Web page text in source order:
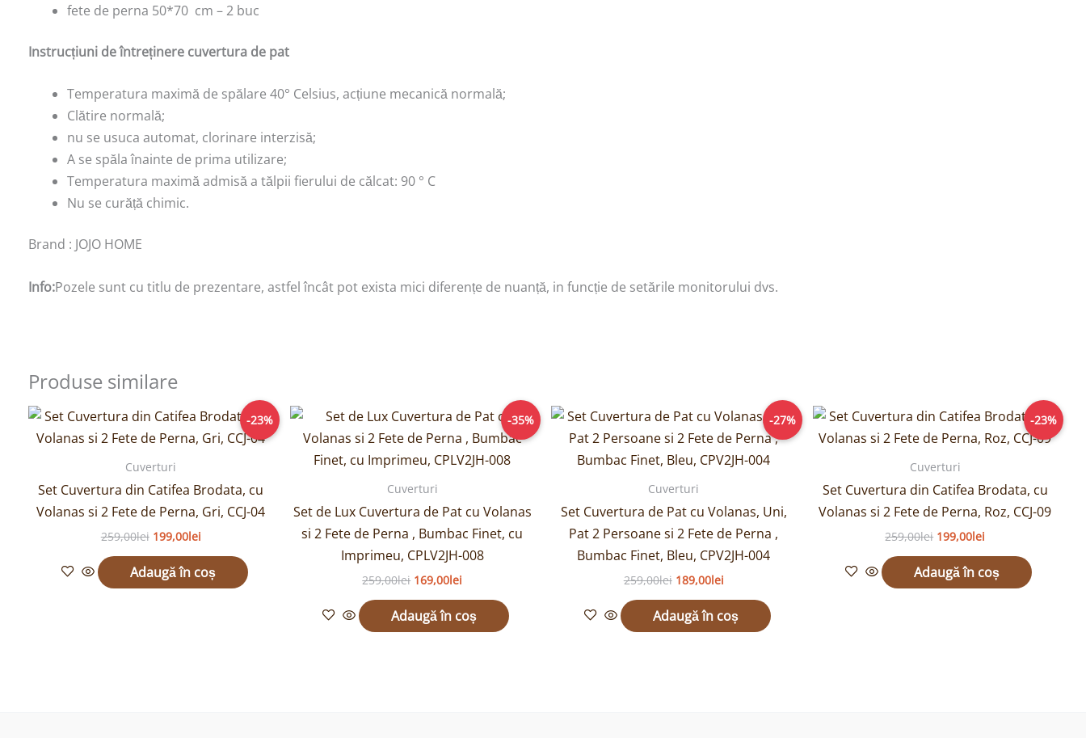
fete de perna 50*70 cm – 2 buc
Instrucțiuni de întreținere cuvertura de pat
Temperatura maximă de spălare 40° Celsius, acțiune mecanică normală;
Clătire normală;
nu se usuca automat, clorinare interzisă;
A se spăla înainte de prima utilizare;
Temperatura maximă admisă a tălpii fierului de călcat: 90 ° C
Nu se curăță chimic.
Brand : JOJO HOME
Info:Pozele sunt cu titlu de prezentare, astfel încât pot exista mici diferențe de nuanță, in funcție de setările monitorului dvs.
Produse similare
-23%
Cuverturi
Set Cuvertura din Catifea Brodata, cu
Volanas si 2 Fete de Perna, Gri, CCJ-04
259,00lei
Prețul
a
259,00lei.
199,00lei
Prețul
este:
Adaugă în coș
-35%
Cuverturi
Set de Lux Cuvertura de Pat cu Volanas
si 2 Fete de Perna , Bumbac Finet, cu
Imprimeu, CPLV2JH-008
259,00lei
Prețul
a
fost:
259,00lei.
169,00lei
Prețul
este:
169,00lei.
Adaugă în coș
-27%
Cuverturi
Set Cuvertura de Pat cu Volanas, Uni,
Pat 2 Persoane si 2 Fete de Perna ,
Bumbac Finet, Bleu, CPV2JH-004
259,00lei
Prețul
a
fost:
259,00lei.
189,00lei
Prețul
este:
189,00lei.
Adaugă în coș
-23%
Cuverturi
Set Cuvertura din Catifea Brodata, cu
Volanas si 2 Fete de Perna, Roz, CCJ-09
259,00lei
Prețul
a
259,00lei.
199,00lei
Prețul
este:
Adaugă în coș